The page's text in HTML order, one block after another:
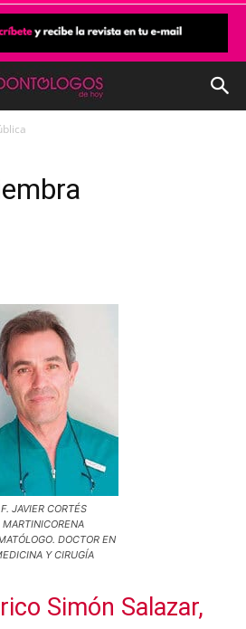
F. JAVIER CORTÉS
MARTINICORENA
DOCTOR EN
Y CIRUGÍA
Simón Salazar,